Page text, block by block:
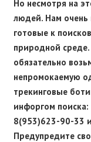
Но несмотря на
людей. Нам очень
готовые к
природной
обязательно
непромокаемую
трекинговые
инфоргом
8(953)623-90-33
Предупредите